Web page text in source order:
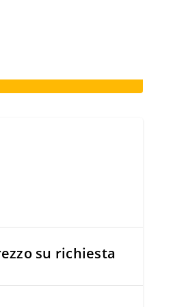
su richiesta